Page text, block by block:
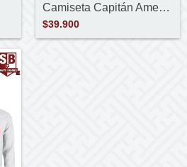
Camiseta Capitán America
$39.900